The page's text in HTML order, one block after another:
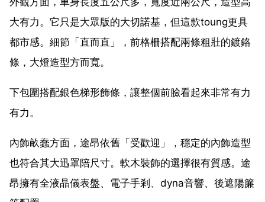
大有力。它只是大眾版的大切諾基，但這款toung更具
都市感。細節「直而直」，前格柵搭配兩條粗壯的鍍鉻
條，大燈造型方而寬。
下包圍搭配銀色梯形飾條，讓整個前臉看起來非常有力
有力。
內飾畝蠢方面，途昂依舊「受歡迎」，穩定的內飾造型
也符合其大迅罩陪尺寸。軟木裝飾的選擇很有質感。途
昂擁有全液晶儀表盤、電子手剎、dyna音響、後遮陽簾